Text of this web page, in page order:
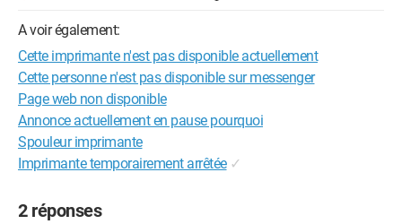
A voir également:
Cette imprimante n'est pas disponible actuellement
Cette personne n'est pas disponible sur messenger
Page web non disponible
Annonce actuellement en pause pourquoi
Spouleur imprimante
Imprimante temporairement arrêtée ✓
2 réponses